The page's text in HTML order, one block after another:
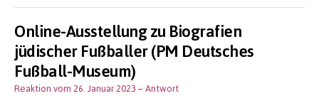
Online-Ausstellung zu Biografien
jüdischer Fußballer (PM Deutsches
Fußball-Museum)
Reaktion vom 26. Januar 2023 – Antwort